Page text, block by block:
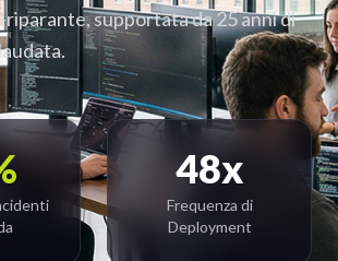
supportata da 25 anni di
48x
Frequenza di
Deployment